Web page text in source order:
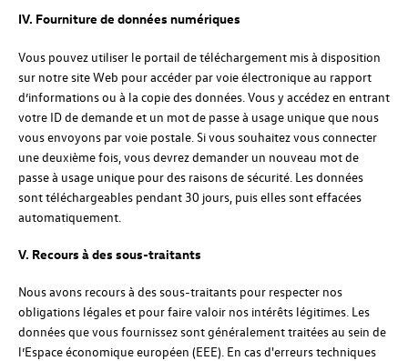
IV. Fourniture de données numériques
Vous pouvez utiliser le portail de téléchargement mis à disposition
sur notre site Web pour accéder par voie électronique au rapport
d’informations ou à la copie des données. Vous y accédez en entrant
votre ID de demande et un mot de passe à usage unique que nous
vous envoyons par voie postale. Si vous souhaitez vous connecter
une deuxième fois, vous devrez demander un nouveau mot de
passe à usage unique pour des raisons de sécurité. Les données
sont téléchargeables pendant 30 jours, puis elles sont effacées
automatiquement.
V. Recours à des sous-traitants
Nous avons recours à des sous-traitants pour respecter nos
obligations légales et pour faire valoir nos intérêts légitimes. Les
données que vous fournissez sont généralement traitées au sein de
l’Espace économique européen (EEE). En cas d'erreurs techniques